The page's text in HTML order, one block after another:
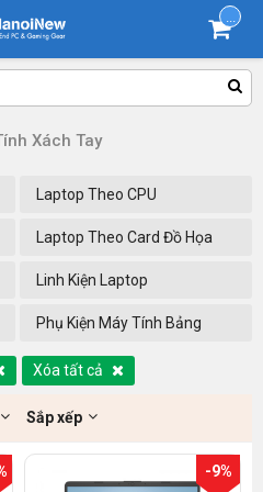
Xách Tay
Laptop Theo CPU
Laptop Theo Card Đồ Họa
Linh Kiện Laptop
Phụ Kiện Máy Tính Bảng
Xóa tất cả
Sắp xếp
-9%